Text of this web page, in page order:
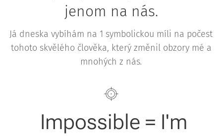
jenom na nás.
Já dneska vybíhám na 1 symbolickou míli na počest
tohoto skvělého člověka, který změnil obzory mé a
mnohých z nás.
Impossible = I'm